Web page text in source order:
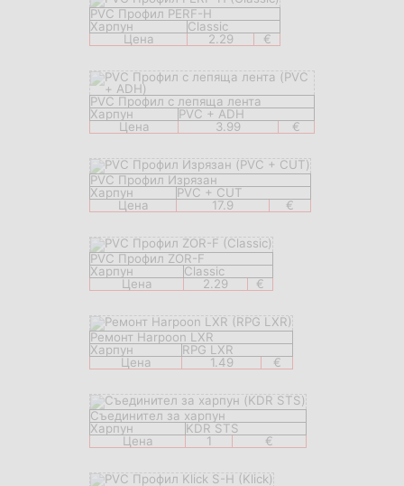
PVC Профил PERF-H
Харпун
Classic
Цена
2.29 €
PVC Профил с лепяща лента
Харпун
PVC + ADH
Цена
3.99 €
PVC Профил Изрязан
Харпун
PVC + CUT
Цена
17.9 €
PVC Профил ZOR-F
Харпун
Classic
Цена
2.29 €
Ремонт Harpoon LXR
Харпун
RPG LXR
Цена
1.49 €
Съединител за харпун
Харпун
KDR STS
Цена
1 €